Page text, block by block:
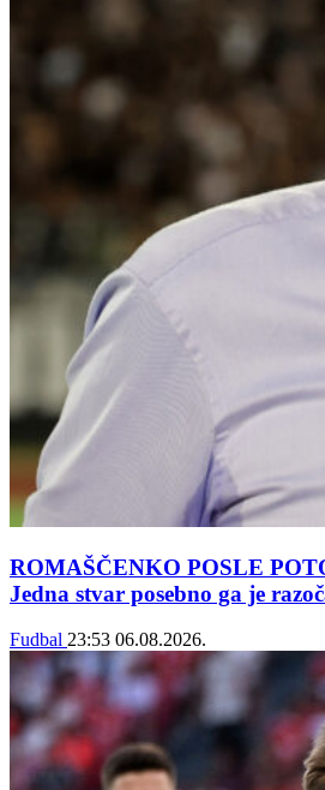
ROMAŠČENKO POSLE
Jedna stvar posebno ga je
Fudbal 23:53 06.08.2026.